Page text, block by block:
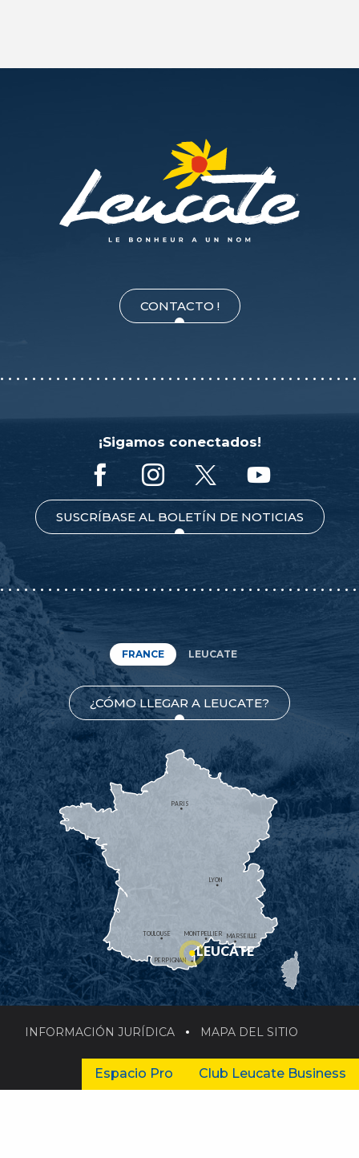
CONTACTO !
¡Sigamos conectados!
SUSCRÍBASE AL BOLETÍN DE NOTICIAS
FRANCE LEUCATE
¿CÓMO LLEGAR A LEUCATE?
MONTPELLIER
PERPIGNAN
MARSEILLE
TOULOUSE
LYON
PARIS
LEUCATE
INFORMACIÓN JURÍDICA MAPA DEL SITIO
Espacio Pro Club Leucate Business